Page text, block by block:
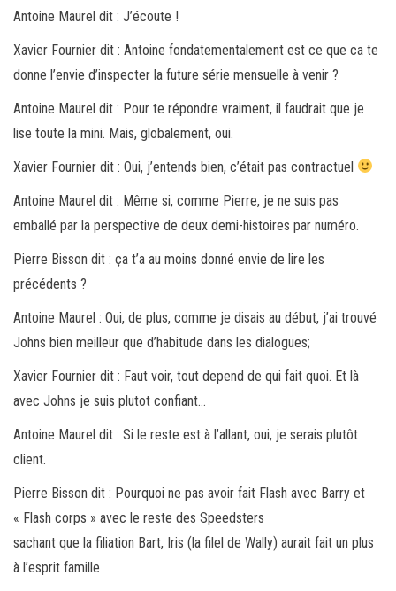
Antoine Maurel dit : J’écoute !
Xavier Fournier dit : Antoine fondatementalement est ce que ca te
donne l’envie d’inspecter la future série mensuelle à venir ?
Antoine Maurel dit : Pour te répondre vraiment, il faudrait que je
lise toute la mini. Mais, globalement, oui.
Xavier Fournier dit : Oui, j’entends bien, c’était pas contractuel
Antoine Maurel dit : Même si, comme Pierre, je ne suis pas
emballé par la perspective de deux demi-histoires par numéro.
Pierre Bisson dit : ça t’a au moins donné envie de lire les
précédents ?
Antoine Maurel : Oui, de plus, comme je disais au début, j’ai trouvé
Johns bien meilleur que d’habitude dans les dialogues;
Xavier Fournier dit : Faut voir, tout depend de qui fait quoi. Et là
avec Johns je suis plutot confiant…
Antoine Maurel dit : Si le reste est à l’allant, oui, je serais plutôt
client.
Pierre Bisson dit : Pourquoi ne pas avoir fait Flash avec Barry et
« Flash corps » avec le reste des Speedsters
sachant que la filiation Bart, Iris (la filel de Wally) aurait fait un plus
à l’esprit famille